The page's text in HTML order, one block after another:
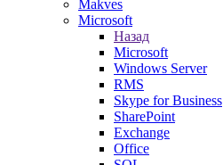
Makves
Microsoft
Назад
Microsoft
Windows Server
RMS
Skype for Business
SharePoint
Exchange
Office